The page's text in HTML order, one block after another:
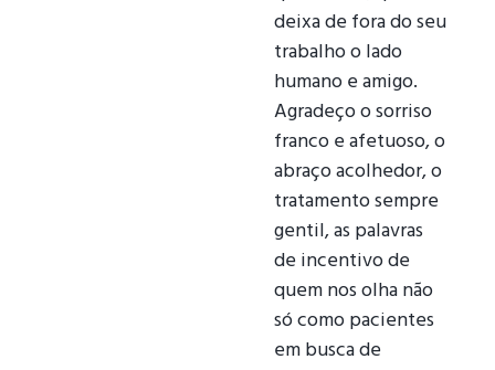
deixa de fora do seu
trabalho o lado
humano e amigo.
Agradeço o sorriso
franco e afetuoso, o
abraço acolhedor, o
tratamento sempre
gentil, as palavras
de incentivo de
quem nos olha não
só como pacientes
em busca de